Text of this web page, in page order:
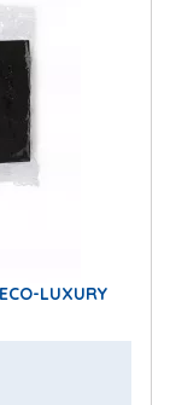
LUXURY